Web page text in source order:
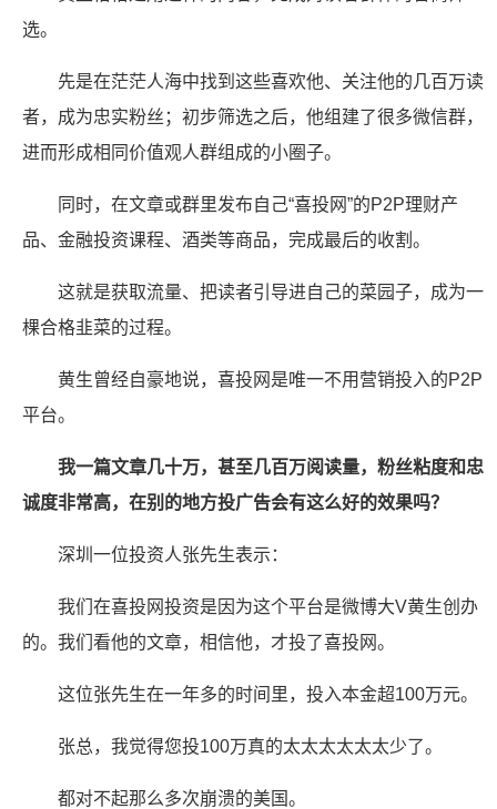
选。
先是在茫茫人海中找到这些喜欢他、关注他的几百万读
者，成为忠实粉丝；初步筛选之后，他组建了很多微信群，
进而形成相同价值观人群组成的小圈子。
同时，在文章或群里发布自己“喜投网”的P2P理财产
品、金融投资课程、酒类等商品，完成最后的收割。
这就是获取流量、把读者引导进自己的菜园子，成为一
棵合格韭菜的过程。
黄生曾经自豪地说，喜投网是唯一不用营销投入的P2P
平台。
我一篇文章几十万，甚至几百万阅读量，粉丝粘度和忠
诚度非常高，在别的地方投广告会有这么好的效果吗？
深圳一位投资人张先生表示：
我们在喜投网投资是因为这个平台是微博大V黄生创办
的。我们看他的文章，相信他，才投了喜投网。
这位张先生在一年多的时间里，投入本金超100万元。
张总，我觉得您投100万真的太太太太太太少了。
都对不起那么多次崩溃的美国。